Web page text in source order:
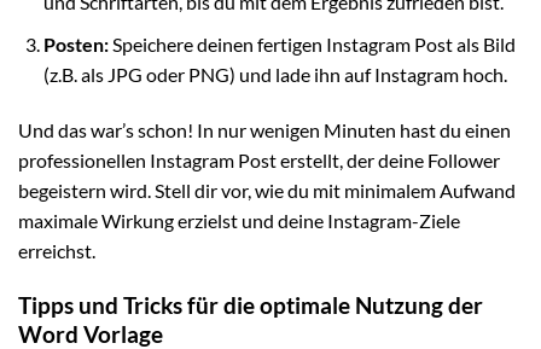
Posten:Speichere deinen fertigen Instagram Post als Bild
(z.B. als JPG oder PNG) und lade ihn auf Instagram hoch.
Und das war’s schon! In nur wenigen Minuten hast du einen
professionellen Instagram Post erstellt, der deine Follower
begeistern wird. Stell dir vor, wie du mit minimalem Aufwand
maximale Wirkung erzielst und deine Instagram-Ziele
erreichst.
Tipps und Tricks für die optimale Nutzung der
Word Vorlage